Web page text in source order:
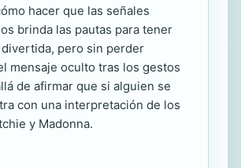
hacer que las señales
brinda las pautas para tener
pero sin perder
mensaje oculto tras los gestos
de afirmar que si alguien se
con una interpretación de los
y Madonna.